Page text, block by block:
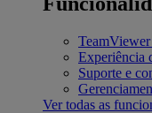
Experiência
Suporte e
Ver todas as